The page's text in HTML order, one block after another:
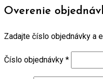
Overenie
Zadajte číslo objednávky a
Číslo objednávky *